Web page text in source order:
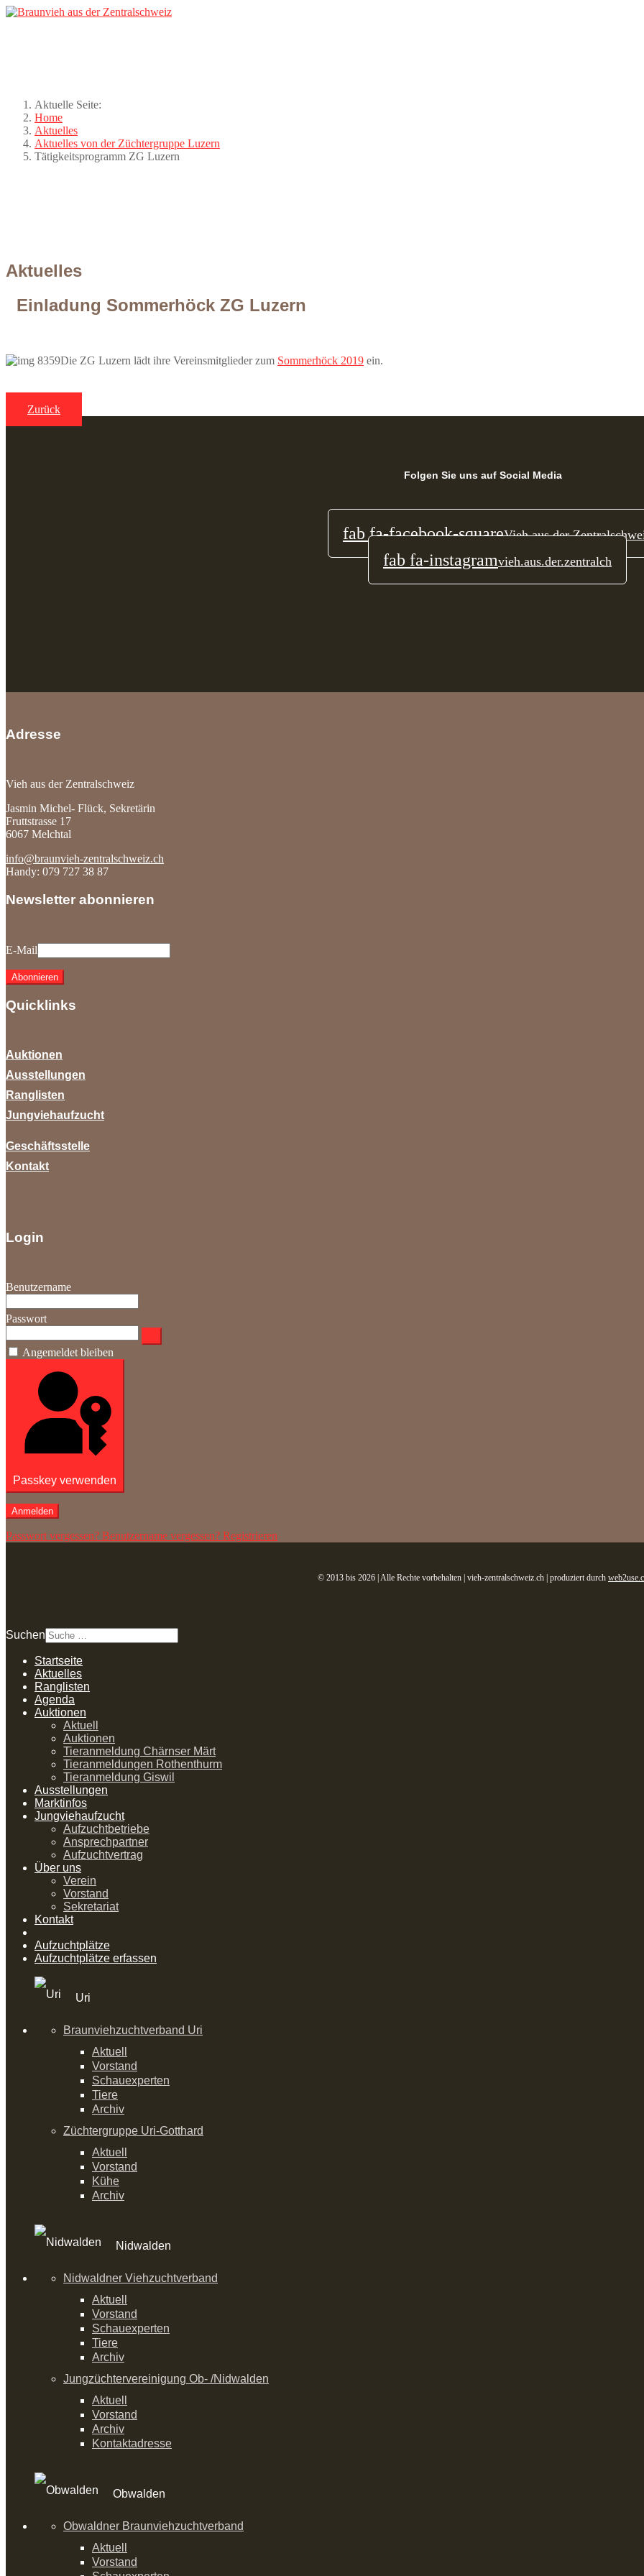
Aktuelle Seite:
Home
Aktuelles
Aktuelles von der Züchtergruppe Luzern
Tätigkeitsprogramm ZG Luzern
Aktuelles
Einladung Sommerhöck ZG Luzern
Die ZG Luzern lädt ihre Vereinsmitglieder zum Sommerhöck 2019 ein.
Zurück
Folgen Sie uns auf Social Media
fab fa-facebook-squareVieh aus der
fab fa-instagramvieh.aus.der.zentralch
Adresse
Vieh aus der Zentralschweiz
Jasmin Michel- Flück, Sekretärin
Fruttstrasse 17
6067 Melchtal
info@braunvieh-zentralschweiz.ch
Handy: 079 727 38 87
Newsletter abonnieren
E-Mail
Abonnieren
Quicklinks
Auktionen
Ausstellungen
Ranglisten
Jungviehaufzucht
Geschäftsstelle
Kontakt
Login
Benutzername
Passwort
Angemeldet bleiben
Passkey verwenden
Anmelden
Passwort vergessen? Benutzername vergessen? Registrieren
© 2013 bis 2026 | Alle Rechte vorbehalten | vieh-zentralschweiz.ch | produziert durch
Suchen
Startseite
Aktuelles
Ranglisten
Agenda
Auktionen
Aktuell
Auktionen
Tieranmeldung Chärnser Märt
Tieranmeldungen Rothenthurm
Tieranmeldung Giswil
Ausstellungen
Marktinfos
Jungviehaufzucht
Aufzuchtbetriebe
Ansprechpartner
Aufzuchtvertrag
Über uns
Verein
Vorstand
Sekretariat
Kontakt
Aufzuchtplätze
Aufzuchtplätze erfassen
Uri
Braunviehzuchtverband Uri
Aktuell
Vorstand
Schauexperten
Tiere
Archiv
Züchtergruppe Uri-Gotthard
Aktuell
Vorstand
Kühe
Archiv
Nidwalden
Nidwaldner Viehzuchtverband
Aktuell
Vorstand
Schauexperten
Tiere
Archiv
Jungzüchtervereinigung Ob- /Nidwalden
Aktuell
Vorstand
Archiv
Kontaktadresse
Obwalden
Obwaldner Braunviehzuchtverband
Aktuell
Vorstand